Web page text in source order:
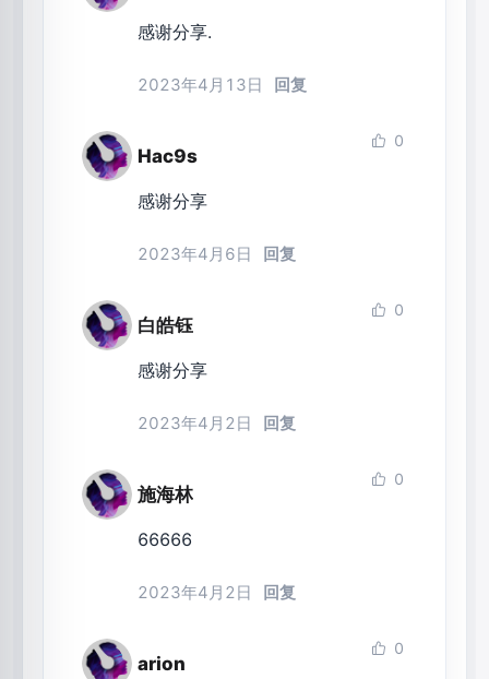
感谢分享.
2023年4月13日 回复
Hac9s
0
感谢分享
2023年4月6日 回复
白皓钰
0
感谢分享
2023年4月2日 回复
施海林
0
66666
2023年4月2日 回复
arion
0